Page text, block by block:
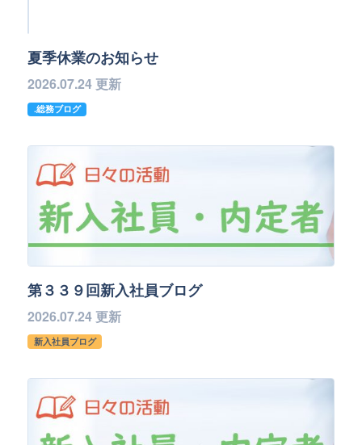
夏季休業のお知らせ
2026.07.24 更新
.総務ブログ
第３３９回新入社員ブログ
2026.07.24 更新
新入社員ブログ